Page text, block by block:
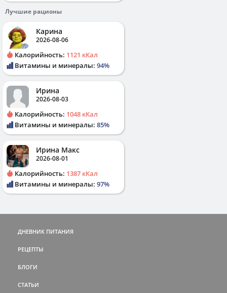
Лучшие рационы
Карина
2026-08-06
Калорийность: 1121 кКал
Витамины и минералы: 94%
Ирина
2026-08-03
Калорийность: 1048 кКал
Витамины и минералы: 85%
Ирина Макс
2026-08-01
Калорийность: 1387 кКал
Витамины и минералы: 97%
ДНЕВНИК ПИТАНИЯ
РЕЦЕПТЫ
БЛОГИ
СТАТЬИ